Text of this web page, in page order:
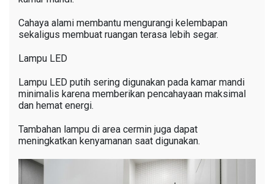
Cahaya alami membantu mengurangi kelembapan
sekaligus membuat ruangan terasa lebih segar.
Lampu LED
Lampu LED putih sering digunakan pada kamar mandi
minimalis karena memberikan pencahayaan maksimal
dan hemat energi.
Tambahan lampu di area cermin juga dapat
meningkatkan kenyamanan saat digunakan.